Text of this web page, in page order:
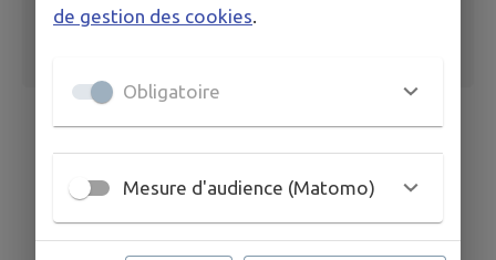
de gestion des cookies
Obligatoire
Mesure d'audience (Matomo)